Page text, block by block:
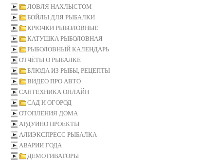
ЛОВЛЯ НАХЛЫСТОМ
БОЙЛЫ ДЛЯ РЫБАЛКИ
КРЮЧКИ РЫБОЛОВНЫЕ
КАТУШКА РЫБОЛОВНАЯ
РЫБОЛОВНЫЙ КАЛЕНДАРЬ
ОТЧЁТЫ О РЫБАЛКЕ
БЛЮДА ИЗ РЫБЫ, РЕЦЕПТЫ
ВИДЕО ПРО АВТО
САНТЕХНИКА ОНЛАЙН
САД И ОГОРОД
ОТОПЛЕНИЯ ДОМА
АРДУИНО ПРОЕКТЫ
АЛИЭКСПРЕСС РЫБАЛКА
АВАРИИ ГОДА
ДЕМОТИВАТОРЫ